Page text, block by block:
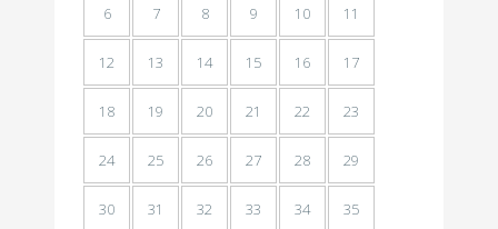
6 7 8 9 10 11
12 13 14 15 16 17
18 19 20 21 22 23
24 25 26 27 28 29
30 31 32 33 34 35